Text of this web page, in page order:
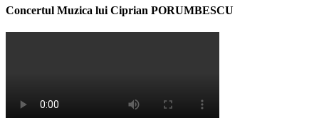
Concertul Muzica lui Ciprian PORUMBESCU